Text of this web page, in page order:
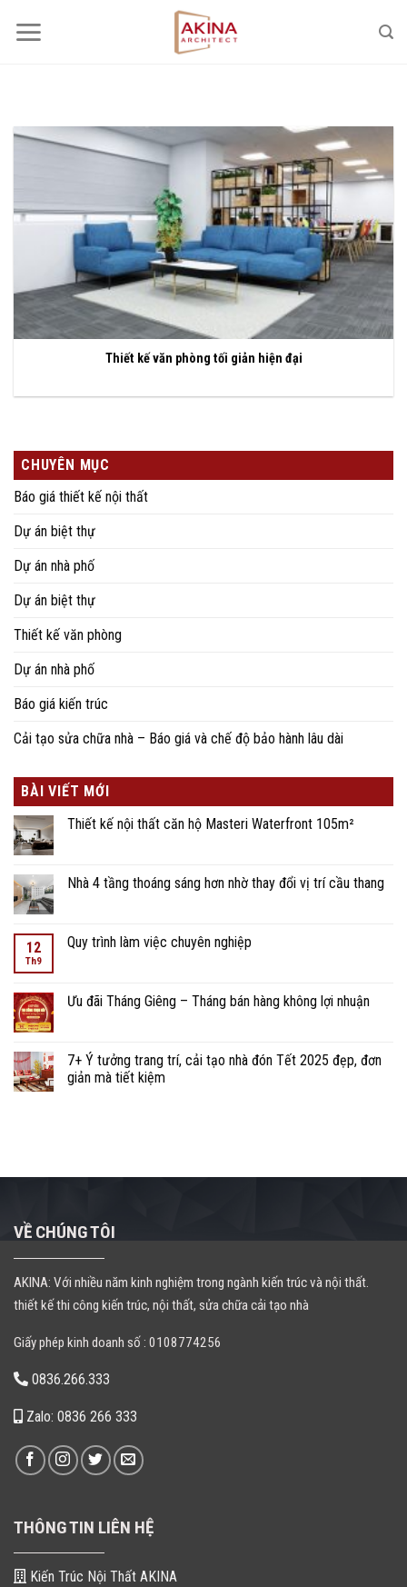
qua
Thiết kế văn phòng tối giản hiện đại
CHUYÊN MỤC
Báo giá thiết kế nội thất
Dự án biệt thự
Dự án nhà phố
Dự án biệt thự
Thiết kế văn phòng
Dự án nhà phố
Báo giá kiến trúc
Cải tạo sửa chữa nhà – Báo giá và chế độ bảo hành lâu dài
BÀI VIẾT MỚI
Thiết kế nội thất căn hộ Masteri Waterfront 105m²
Nhà 4 tầng thoáng sáng hơn nhờ thay đổi vị trí cầu thang
12
Th9
Quy trình làm việc chuyên nghiệp
Ưu đãi Tháng Giêng – Tháng bán hàng không lợi nhuận
7+ Ý tưởng trang trí, cải tạo nhà đón Tết 2025 đẹp, đơn
giản mà tiết kiệm
VỀ CHÚNG TÔI
AKINA: Với nhiều năm kinh nghiệm trong ngành kiến trúc và nội thất.
thiết kế thi công kiến trúc, nội thất, sửa chữa cải tạo nhà
Giấy phép kinh doanh số : 0108774256
0836.266.333
Zalo: 0836 266 333
THÔNG TIN LIÊN HỆ
Kiến Trúc Nội Thất AKINA